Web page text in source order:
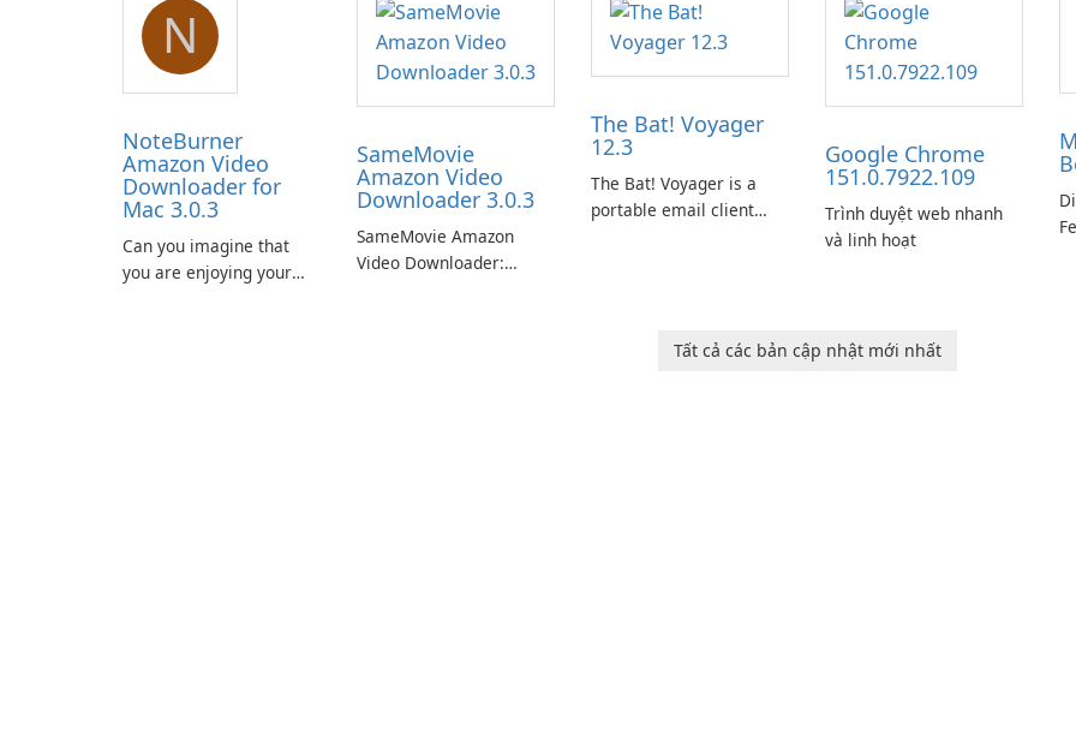
N
NoteBurner
Amazon Video
Downloader for
Mac 3.0.3
Can you imagine that
you are enjoying your
SameMovie
Amazon Video
Downloader 3.0.3
SameMovie Amazon
Video Downloader:
The Bat! Voyager
12.3
The Bat! Voyager is a
portable email client
Microsoft Windows.
Google Chrome
151.0.7922.109
Trình duyệt web nhanh
và linh hoạt
Tất cả các bản cập nhật mới nhất